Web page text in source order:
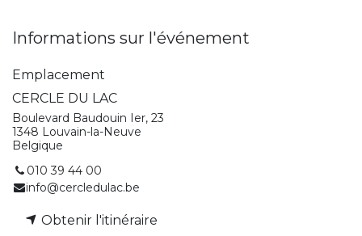
Informations sur l'événement
Emplacement
CERCLE DU LAC
Boulevard Baudouin Ier, 23
1348 Louvain-la-Neuve
Belgique
010 39 44 00
info@cercledulac.be
Obtenir l'itinéraire